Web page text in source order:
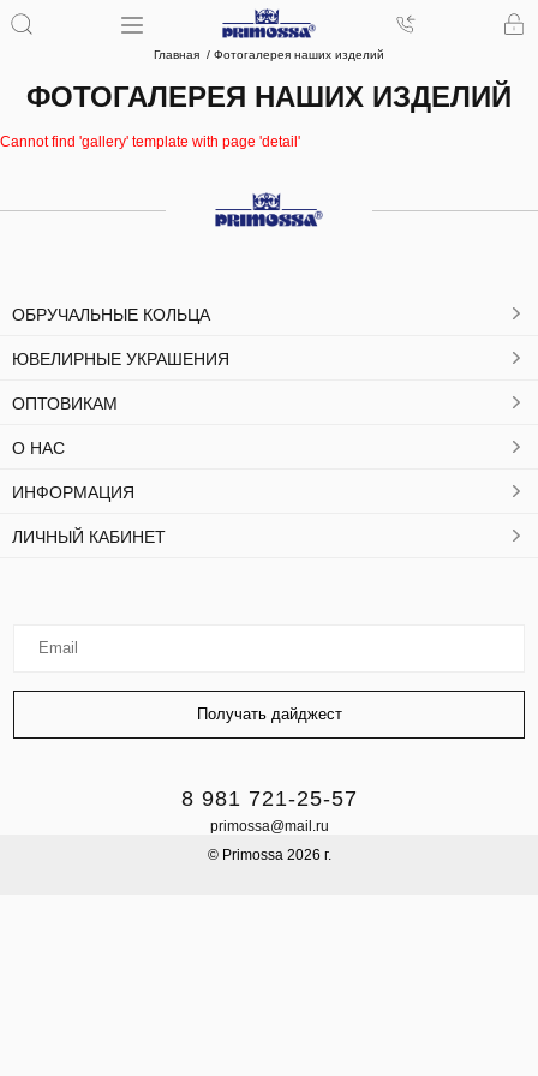
Главная Фотогалерея наших изделий
ФОТОГАЛЕРЕЯ НАШИХ ИЗДЕЛИЙ
Cannot find 'gallery' template with page 'detail'
ОБРУЧАЛЬНЫЕ КОЛЬЦА
ЮВЕЛИРНЫЕ УКРАШЕНИЯ
ОПТОВИКАМ
О НАС
ИНФОРМАЦИЯ
ЛИЧНЫЙ КАБИНЕТ
8 981 721-25-57
primossa@mail.ru
© Primossa 2026 г.